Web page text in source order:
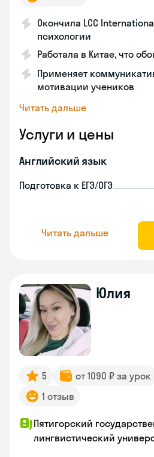
Окончила LCC
психологии
Работала в Китае, что
Применяет
мотивации учеников
Читать дальше
Услуги и цены
Английский язык
Подготовка к ЕГЭ/ОГЭ
Читать дальше
Юлия
5 от 1090 ₽ за урок
1 отзыв
Пятигорский
лингвистический